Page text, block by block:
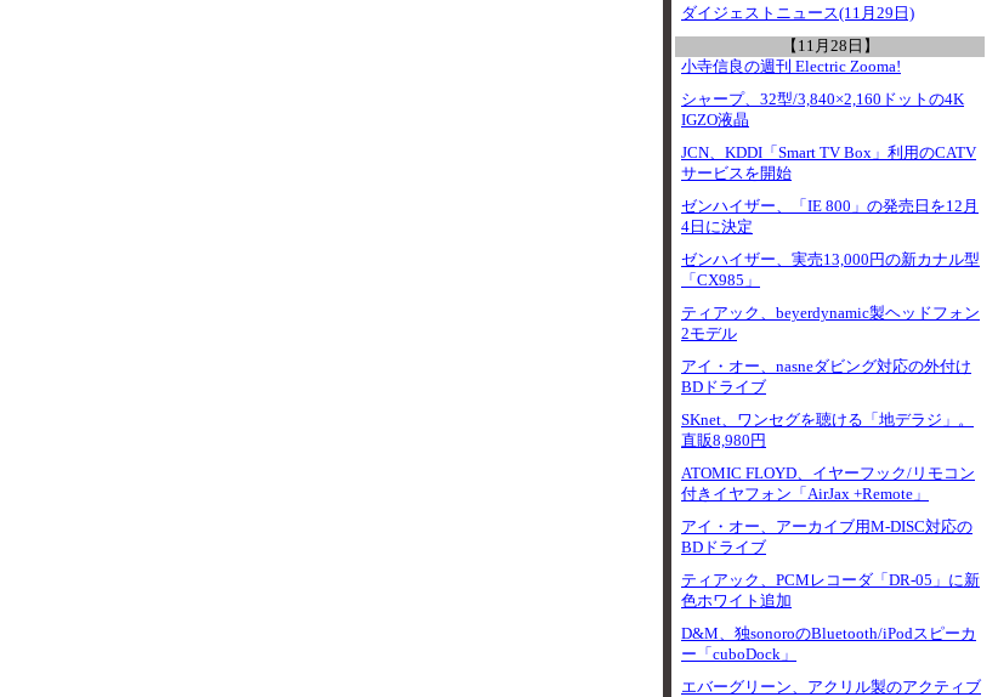
ダイジェストニュース(11月29日)
【11月28日】
小寺信良の週刊 Electric Zooma!
シャープ、32型/3,840×2,160ドットの4K
IGZO液晶
JCN、KDDI「Smart TV Box」利用のCATV
サービスを開始
ゼンハイザー、「IE 800」の発売日を12月
4日に決定
ゼンハイザー、実売13,000円の新カナル型
「CX985」
ティアック、beyerdynamic製ヘッドフォン
2モデル
アイ・オー、nasneダビング対応の外付け
BDドライブ
SKnet、ワンセグを聴ける「地デラジ」。
直販8,980円
ATOMIC FLOYD、イヤーフック/リモコン
付きイヤフォン「AirJax +Remote」
アイ・オー、アーカイブ用M-DISC対応の
BDドライブ
ティアック、PCMレコーダ「DR-05」に新
色ホワイト追加
D&M、独sonoroのBluetooth/iPodスピーカ
ー「cuboDock」
エバーグリーン、アクリル製のアクティブ